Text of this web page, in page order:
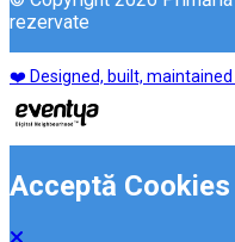
rezervate
❤️ Designed, built, maintained
Acceptă Cookies